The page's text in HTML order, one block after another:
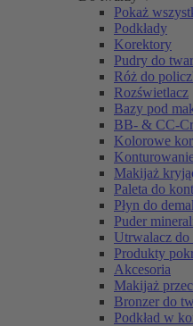
Pokaż
Podkłady
Korektory
Pudry do
Róż do
Rozświetlacz
Bazy pod
BB- & CC-
Kolorowe
Makijaż
Paleta do
Płyn do
Puder
Utrwalacz do
Produkty
Akcesoria
Makijaż
Bronzer do
Podkład w